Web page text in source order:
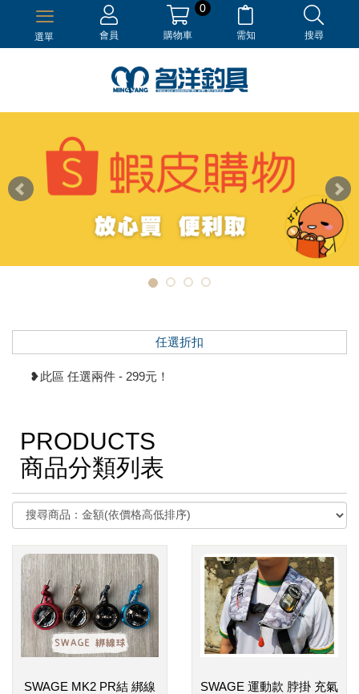
選單 會員 購物車
0
需知 搜尋
任選折扣
❥此區 任選兩件 - 299元！
PRODUCTS
商品分類列表
SWAGE MK2 PR結 綁線
SWAGE 運動款 脖掛 充氣